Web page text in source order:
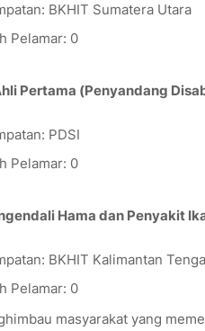
BKHIT Sumatera Utara
Pelamar: 0
Pertama (Penyandang
PDSI
Pelamar: 0
Hama dan Penyakit
BKHIT Kalimantan
Pelamar: 0
masyarakat yang